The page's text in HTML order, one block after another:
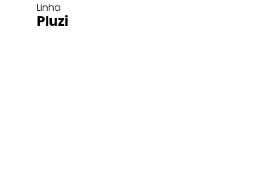
Linha
Pluzi